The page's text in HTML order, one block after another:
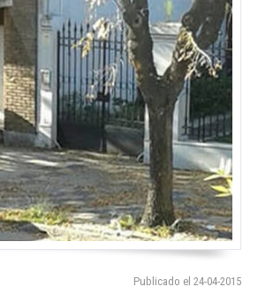
Publicado el 24-04-2015